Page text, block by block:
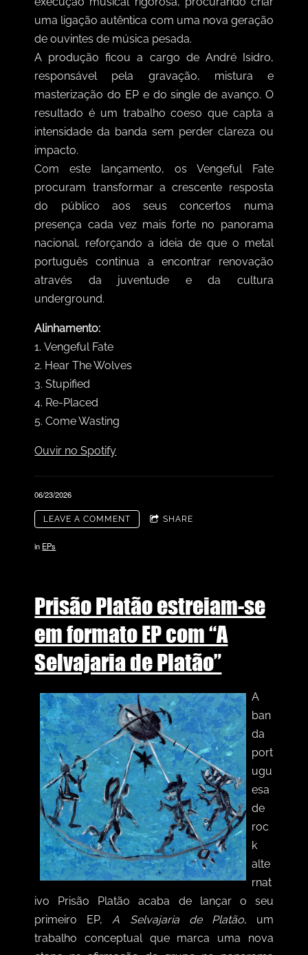
uma ligação autêntica com uma nova geração
de ouvintes de música pesada.
A produção ficou a cargo de André Isidro,
responsável pela gravação, mistura e
masterização do EP e do single de avanço. O
resultado é um trabalho coeso que capta a
intensidade da banda sem perder clareza ou
impacto.
Com este lançamento, os Vengeful Fate
procuram transformar a crescente resposta
do público aos seus concertos numa
presença cada vez mais forte no panorama
nacional, reforçando a ideia de que o metal
português continua a encontrar renovação
através da juventude e da cultura
underground.
Alinhamento:
1. Vengeful Fate
2. Hear The Wolves
3. Stupified
4. Re-Placed
5. Come Wasting
Ouvir no Spotify
06/23/2026
LEAVE A COMMENT SHARE
in EPs
Prisão Platão estreiam-se
em formato EP com “A
Selvajaria de Platão”
A
ban
da
port
ugu
esa
de
roc
k
alte
rnat
ivo Prisão Platão acaba de lançar o seu
primeiro EP,A Selvajaria de Platão, um
trabalho conceptual que marca uma nova